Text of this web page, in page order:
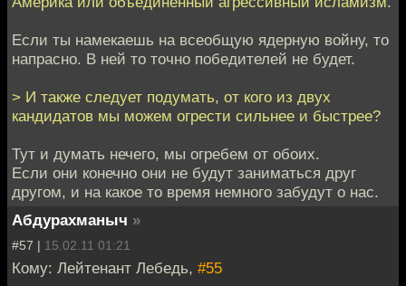
Если ты намекаешь на всеобщую ядерную войну, то
напрасно. В ней то точно победителей не будет.
> И также следует подумать, от кого из двух
кандидатов мы можем огрести сильнее и быстрее?
Тут и думать нечего, мы огребем от обоих.
Если они конечно они не будут заниматься друг
другом, и на какое то время немного забудут о нас.
Абдурахманыч »
#57 | 15.02.11 01:21
Кому: Лейтенант Лебедь, #55